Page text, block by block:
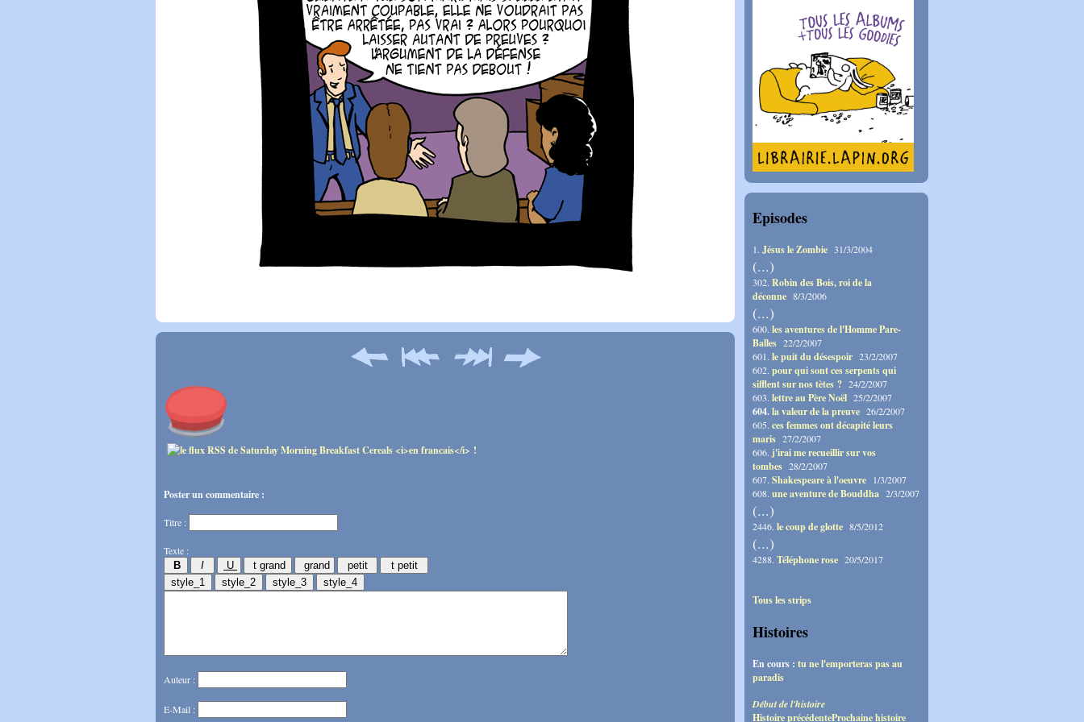
Poster un commentaire :
Titre :
Texte :
Auteur :
E-Mail :
Episodes
1. Jésus le Zombie 31/3/2004
(...)
302. Robin des Bois, roi de la
déconne 8/3/2006
(...)
600. les aventures de l'Homme Pare-
Balles 22/2/2007
601. le puit du désespoir 23/2/2007
602. pour qui sont ces serpents qui
sifflent sur nos tètes ? 24/2/2007
603. lettre au Père Noël 25/2/2007
604.la valeur de la preuve 26/2/2007
605. ces femmes ont décapité leurs
maris 27/2/2007
606. j'irai me recueillir sur vos
tombes 28/2/2007
607. Shakespeare à l'oeuvre 1/3/2007
608. une aventure de Bouddha 2/3/2007
(...)
2446. le coup de glotte 8/5/2012
(...)
4288. Téléphone rose 20/5/2017
Tous les strips
Histoires
En cours : tu ne l'emporteras pas au
paradis
Début de l'histoire
Histoire précédenteProchaine histoire